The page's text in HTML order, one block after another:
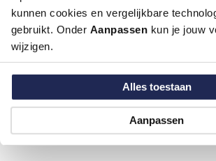
kunnen cookies en vergelijkbare
gebruikt. Onder Aanpassen kun je jouw
wijzigen.
Alles toestaan
Aanpassen